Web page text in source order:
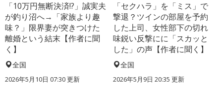
「10万円無断決済!?」誠実夫
が釣り沼へ→「家族より趣
味？」限界妻が突きつけた
離婚という結末【作者に聞
く】
全国
2026年5月10日 07:30 更新
「セクハラ」を「ミス」で
撃退？ツインの部屋を予約
した上司、女性部下の切れ
味鋭い反撃にに「スカッと
した」の声【作者に聞く】
全国
2026年5月9日 20:35 更新